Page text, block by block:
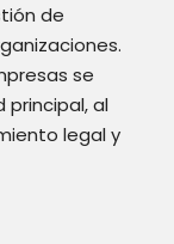
de
se
al
legal y